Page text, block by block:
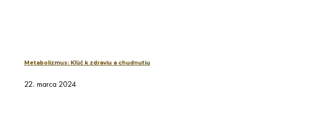
Metabolizmus: Kľúč k zdraviu a chudnutiu
22. marca 2024